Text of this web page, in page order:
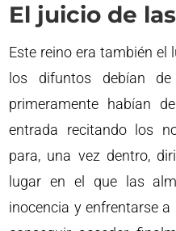
El juicio de
Este reino era también el
los difuntos debían
primeramente habían
entrada recitando los
para, una vez dentro,
lugar en el que las
inocencia y enfrentarse